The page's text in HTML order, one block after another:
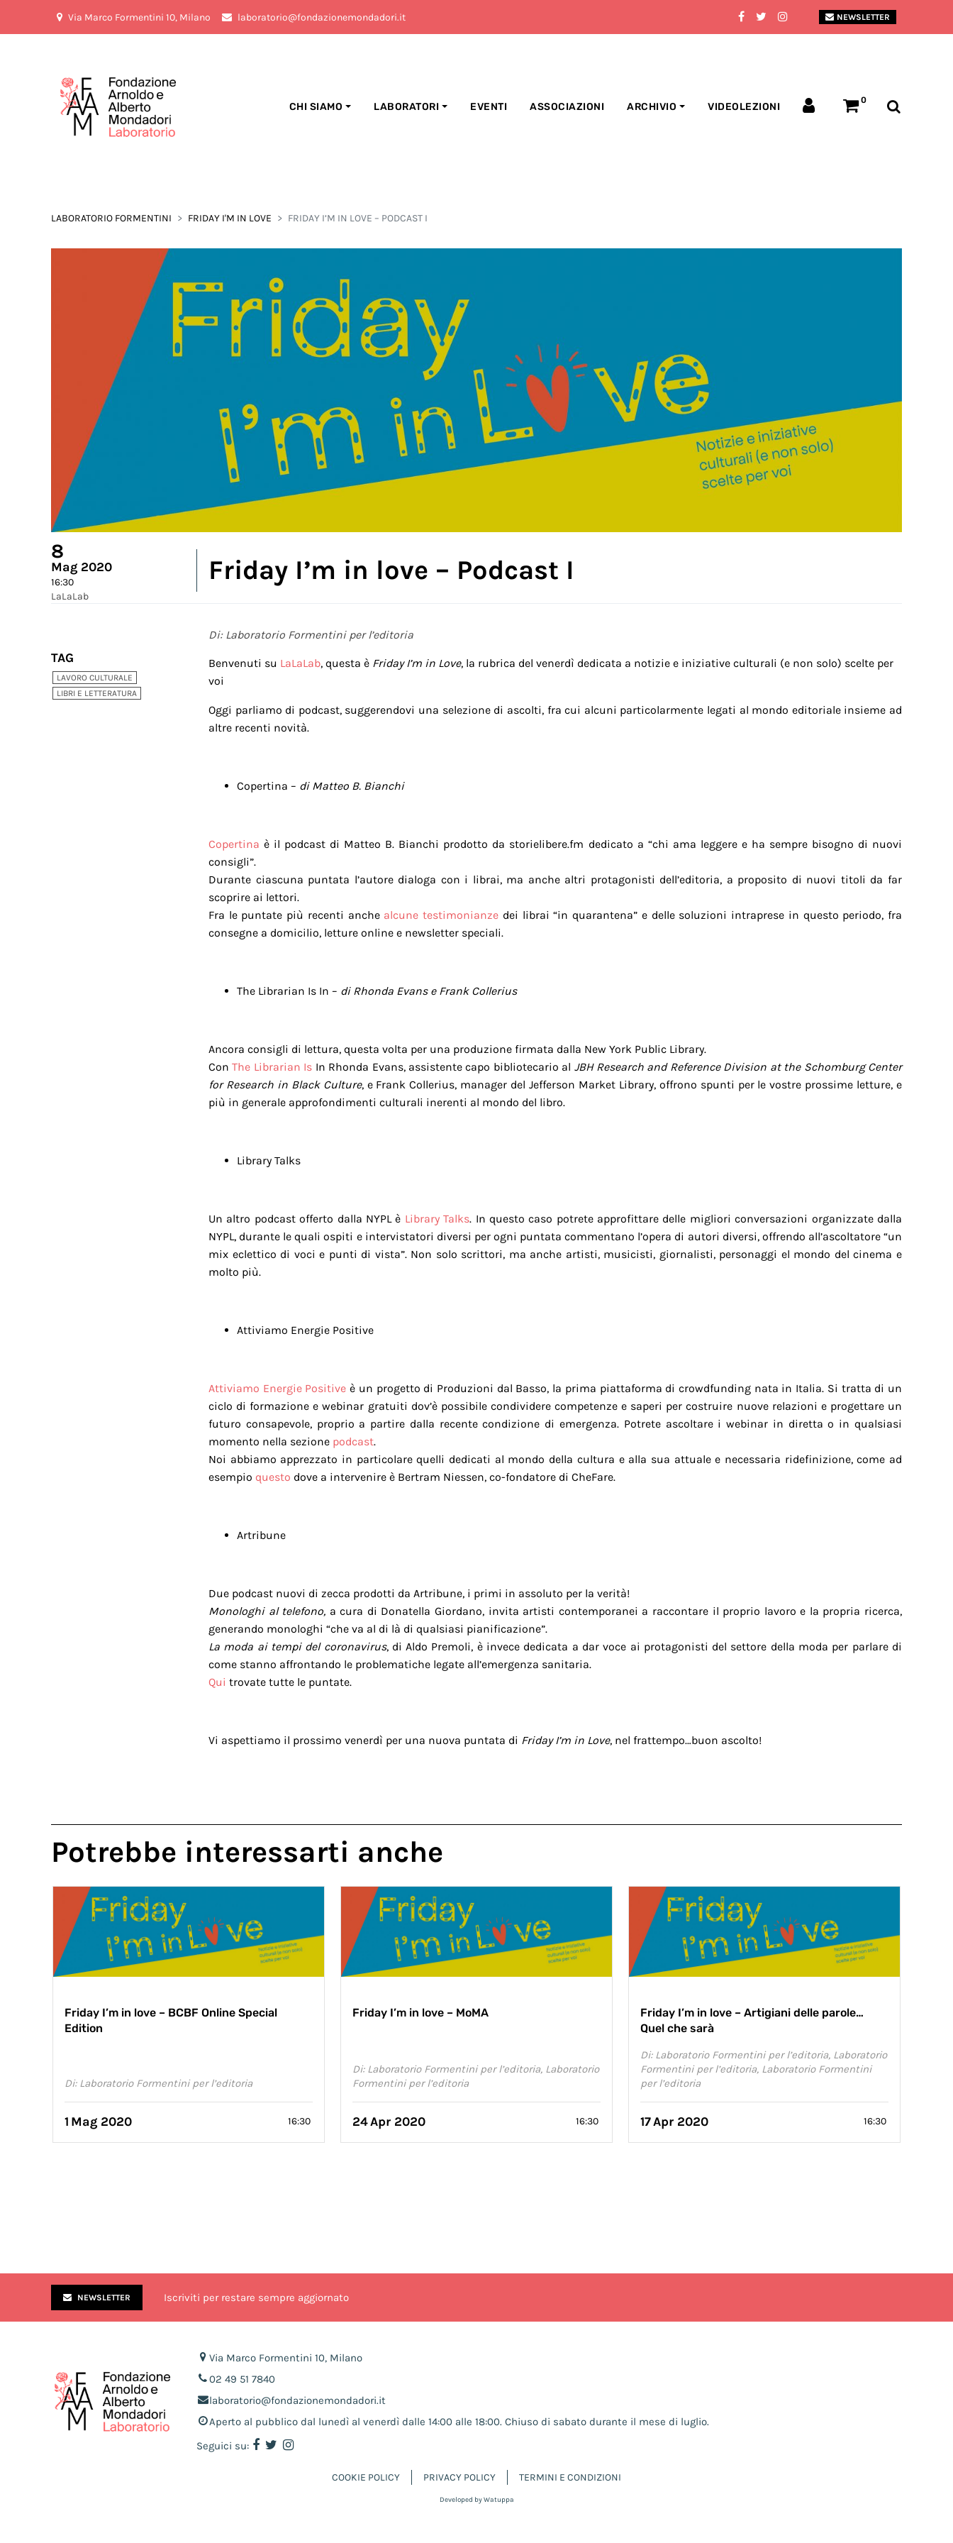
Via Marco Formentini 10, Milano laboratorio@fondazionemondadori.it NEWSLETTER
CHI SIAMO LABORATORI EVENTI ASSOCIAZIONI ARCHIVIO VIDEOLEZIONI
0
LABORATORIO FORMENTINI FRIDAY I'M IN LOVE FRIDAY I’M IN LOVE – PODCAST I
8
Mag 2020
16:30
LaLaLab
Friday I’m in love – Podcast I
Di: Laboratorio Formentini per l’editoria
Benvenuti su LaLaLab, questa è Friday I’m in Love, la rubrica del venerdì dedicata a notizie e iniziative culturali (e non solo) scelte per
voi
Oggi parliamo di podcast, suggerendovi una selezione di ascolti, fra cui alcuni particolarmente legati al mondo editoriale insieme ad
altre recenti novità.
Copertina – di Matteo B. Bianchi
Copertina è il podcast di Matteo B. Bianchi prodotto da storielibere.fm dedicato a “chi ama leggere e ha sempre bisogno di nuovi
consigli”.
Durante ciascuna puntata l’autore dialoga con i librai, ma anche altri protagonisti dell’editoria, a proposito di nuovi titoli da far
scoprire ai lettori.
Fra le puntate più recenti anche alcune testimonianze dei librai “in quarantena” e delle soluzioni intraprese in questo periodo, fra
consegne a domicilio, letture online e newsletter speciali.
The Librarian Is In – di Rhonda Evans e Frank Collerius
Ancora consigli di lettura, questa volta per una produzione firmata dalla New York Public Library.
ConThe Librarian Is In Rhonda Evans, assistente capo bibliotecario al JBH Research and Reference Division at the Schomburg Center
for Research in Black Culture, e Frank Collerius, manager del Jefferson Market Library, offrono spunti per le vostre prossime letture, e
più in generale approfondimenti culturali inerenti al mondo del libro.
Library Talks
Un altro podcast offerto dalla NYPL è Library Talks. In questo caso potrete approfittare delle migliori conversazioni organizzate dalla
NYPL, durante le quali ospiti e intervistatori diversi per ogni puntata commentano l’opera di autori diversi, offrendo all’ascoltatore “un
mix eclettico di voci e punti di vista”. Non solo scrittori, ma anche artisti, musicisti, giornalisti, personaggi el mondo del cinema e
molto più.
Attiviamo Energie Positive
Attiviamo Energie Positive è un progetto di Produzioni dal Basso, la prima piattaforma di crowdfunding nata in Italia. Si tratta di un
ciclo di formazione e webinar gratuiti dov’è possibile condividere competenze e saperi per costruire nuove relazioni e progettare un
futuro consapevole, proprio a partire dalla recente condizione di emergenza. Potrete ascoltare i webinar in diretta o in qualsiasi
momento nella sezione podcast.
Noi abbiamo apprezzato in particolare quelli dedicati al mondo della cultura e alla sua attuale e necessaria ridefinizione, come ad
esempioquesto dove a intervenire è Bertram Niessen, co-fondatore di CheFare.
Artribune
Due podcast nuovi di zecca prodotti da Artribune, i primi in assoluto per la verità!
Monologhi al telefono, a cura di Donatella Giordano, invita artisti contemporanei a raccontare il proprio lavoro e la propria ricerca,
generando monologhi “che va al di là di qualsiasi pianificazione”.
La moda ai tempi del coronavirus, di Aldo Premoli, è invece dedicata a dar voce ai protagonisti del settore della moda per parlare di
come stanno affrontando le problematiche legate all’emergenza sanitaria.
Qui trovate tutte le puntate.
Vi aspettiamo il prossimo venerdì per una nuova puntata di Friday I’m in Love, nel frattempo…buon ascolto!
TAG
LAVORO CULTURALE
LIBRI E LETTERATURA
Potrebbe interessarti anche
Friday I’m in love – BCBF Online Special
Edition
Di: Laboratorio Formentini per l’editoria
1 Mag 2020 16:30
Friday I’m in love – MoMA
Di: Laboratorio Formentini per l’editoria, Laboratorio
Formentini per l’editoria
24Apr 2020 16:30
Friday I’m in love – Artigiani delle parole…
Quel che sarà
Di: Laboratorio Formentini per l’editoria, Laboratorio
Formentini per l’editoria, Laboratorio Formentini
per l’editoria
17Apr 2020 16:30
NEWSLETTER Iscriviti per restare sempre aggiornato
Via Marco Formentini 10, Milano
02 49 51 7840
laboratorio@fondazionemondadori.it
Aperto al pubblico dal lunedì al venerdì dalle 14:00 alle 18:00. Chiuso di sabato durante il mese di luglio.
Seguici su:
COOKIE POLICY PRIVACY POLICY TERMINI E CONDIZIONI
Developed by Watuppa